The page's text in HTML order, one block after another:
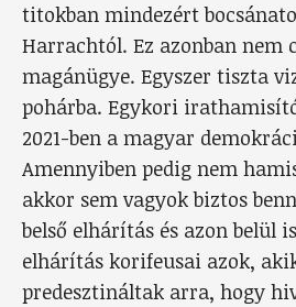
titokban mindezért
Harrachtól. Ez azonban nem
magánügye. Egyszer tiszta
pohárba. Egykori
2021-ben a magyar
Amennyiben pedig nem
akkor sem vagyok biztos
belső elhárítás és azon belül
elhárítás korifeusai azok,
predesztináltak arra, hogy